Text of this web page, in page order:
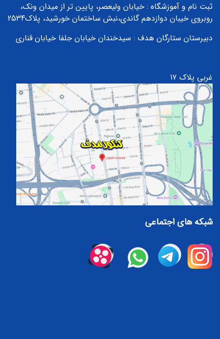
ثبت نام و آموزشگاه : خیابان ولیعصر، پایین تر از میدان ونک،
روبروی خیبان دوازدهم گاندی،نبش ساختمان خورشید، پلاک2534
دبیرستان ستارگان هدف : سیدخندان خیابان جلفا خیابان قناری
غربی پلاک ۱۷
شبکه های اجتماعی